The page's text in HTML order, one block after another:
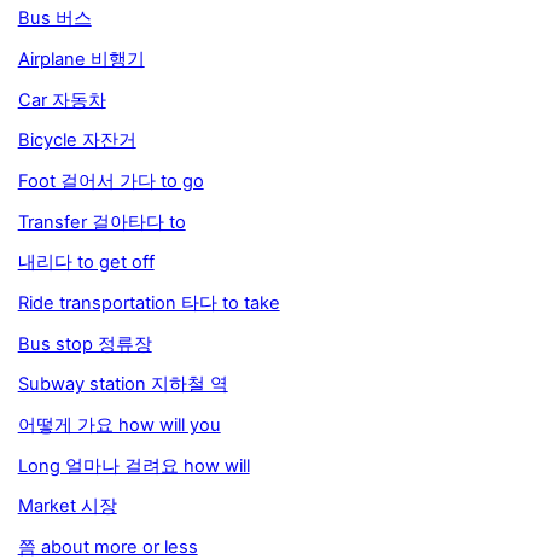
Bus 버스
Airplane 비행기
Car 자동차
Bicycle 자잔거
Foot 걸어서 가다 to go
Transfer 걸아타다 to
내리다 to get off
Ride transportation 타다 to take
Bus stop 정류장
Subway station 지하철 역
어떻게 가요 how will you
Long 얼마나 걸려요 how will
Market 시장
쯤 about more or less